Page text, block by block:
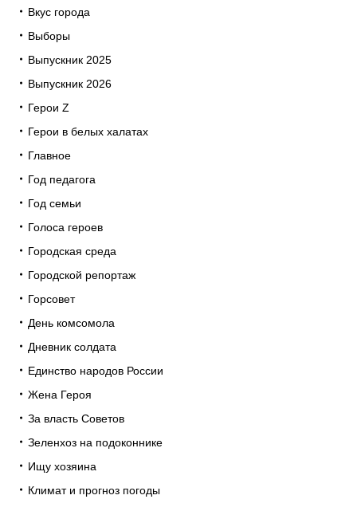
Вкус города
Выборы
Выпускник 2025
Выпускник 2026
Герои Z
Герои в белых халатах
Главное
Год педагога
Год семьи
Голоса героев
Городская среда
Городской репортаж
Горсовет
День комсомола
Дневник солдата
Единство народов России
Жена Героя
За власть Советов
Зеленхоз на подоконнике
Ищу хозяина
Климат и прогноз погоды